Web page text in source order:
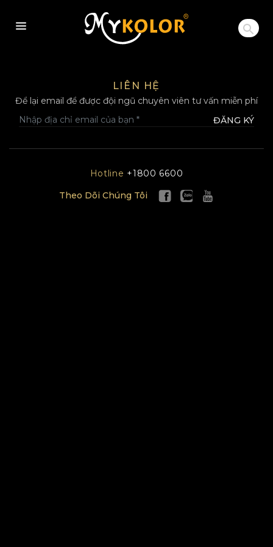
MYKOLOR
LIÊN HỆ
Để lại email để được đội ngũ chuyên viên tư vấn miễn phí
ĐĂNG KÝ
Hotline +1800 6600
Theo Dõi Chúng Tôi